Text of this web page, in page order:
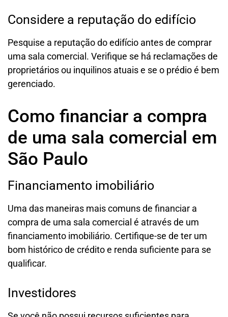
Considere a reputação do edifício
Pesquise a reputação do edifício antes de comprar
uma sala comercial. Verifique se há reclamações de
proprietários ou inquilinos atuais e se o prédio é bem
gerenciado.
Como financiar a compra
de uma sala comercial em
São Paulo
Financiamento imobiliário
Uma das maneiras mais comuns de financiar a
compra de uma sala comercial é através de um
financiamento imobiliário. Certifique-se de ter um
bom histórico de crédito e renda suficiente para se
qualificar.
Investidores